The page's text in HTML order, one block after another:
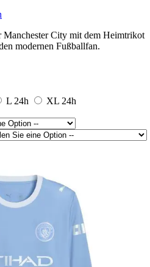
Manchester City mit dem Heimtrikot
modernen Fußballfan.
L 24h XL 24h